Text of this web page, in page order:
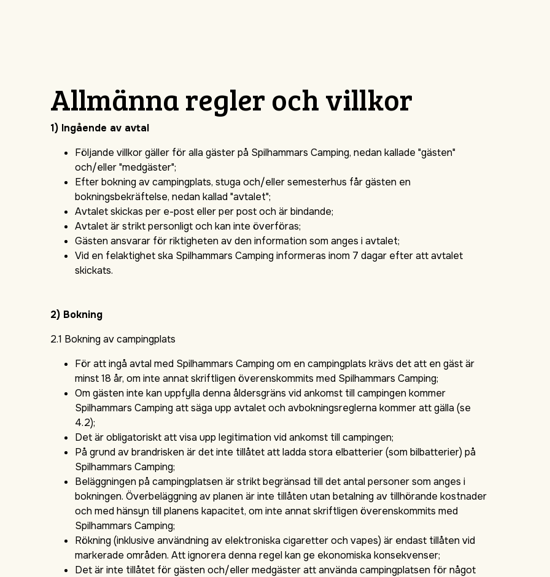
Allmänna regler och villkor
1) Ingående av avtal
Följande villkor gäller för alla gäster på Spilhammars Camping, nedan kallade "gästen"
och/eller "medgäster";
Efter bokning av campingplats, stuga och/eller semesterhus får gästen en
bokningsbekräftelse, nedan kallad "avtalet";
Avtalet skickas per e-post eller per post och är bindande;
Avtalet är strikt personligt och kan inte överföras;
Gästen ansvarar för riktigheten av den information som anges i avtalet;
Vid en felaktighet ska Spilhammars Camping informeras inom 7 dagar efter att avtalet
skickats.
2) Bokning
2.1 Bokning av campingplats
För att ingå avtal med Spilhammars Camping om en campingplats krävs det att en gäst är
minst 18 år, om inte annat skriftligen överenskommits med Spilhammars Camping;
Om gästen inte kan uppfylla denna åldersgräns vid ankomst till campingen kommer
Spilhammars Camping att säga upp avtalet och avbokningsreglerna kommer att gälla (se
4.2);
Det är obligatoriskt att visa upp legitimation vid ankomst till campingen;
På grund av brandrisken är det inte tillåtet att ladda stora elbatterier (som bilbatterier) på
Spilhammars Camping;
Beläggningen på campingplatsen är strikt begränsad till det antal personer som anges i
bokningen. Överbeläggning av planen är inte tillåten utan betalning av tillhörande kostnader
och med hänsyn till planens kapacitet, om inte annat skriftligen överenskommits med
Spilhammars Camping;
Rökning (inklusive användning av elektroniska cigaretter och vapes) är endast tillåten vid
markerade områden. Att ignorera denna regel kan ge ekonomiska konsekvenser;
Det är inte tillåtet för gästen och/eller medgäster att använda campingplatsen för något